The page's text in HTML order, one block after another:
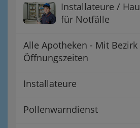
Installateure /
für Notfälle
Alle Apotheken - Mit
Öffnungszeiten
Installateure
Pollenwarndienst